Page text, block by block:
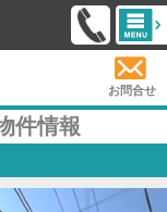
お問合せ
件情報